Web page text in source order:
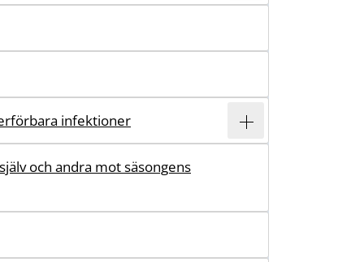
infektioner
och andra mot säsongens